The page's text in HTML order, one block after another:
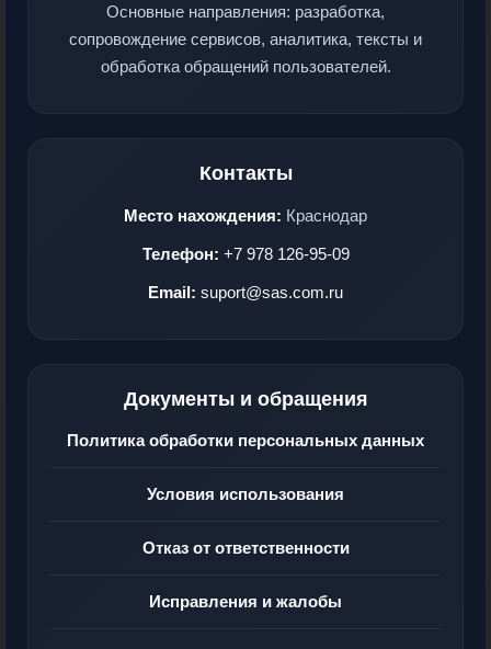
Основные направления: разработка,
сопровождение сервисов, аналитика, тексты и
обработка обращений пользователей.
Контакты
Место нахождения: Краснодар
Телефон: +7 978 126-95-09
Email: suport@sas.com.ru
Документы и обращения
Политика обработки персональных данных
Условия использования
Отказ от ответственности
Исправления и жалобы